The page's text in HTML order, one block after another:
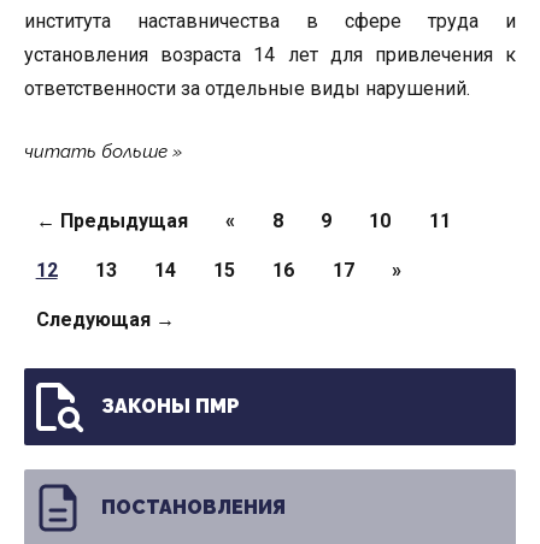
института наставничества в сфере труда и
установления возраста 14 лет для привлечения к
ответственности за отдельные виды нарушений.
читать больше
Страницы
← Предыдущая « 8 9 10 11
12 13 14 15 16 17 »
Следующая →
ЗАКОНЫ ПМР
ПОСТАНОВЛЕНИЯ